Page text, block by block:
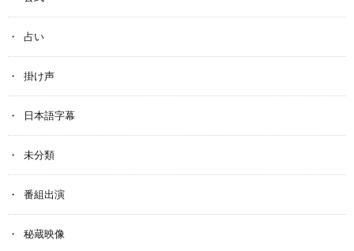
占い
掛け声
日本語字幕
未分類
番組出演
秘蔵映像